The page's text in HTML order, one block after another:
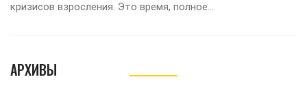
кризисов взросления. Это время, полное
развитии трёхлетнего ребёнка. Мы обсудим
АРХИВЫ